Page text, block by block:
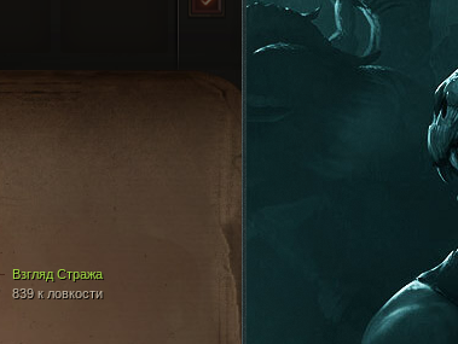
Взгляд Стража
839 к ловкости